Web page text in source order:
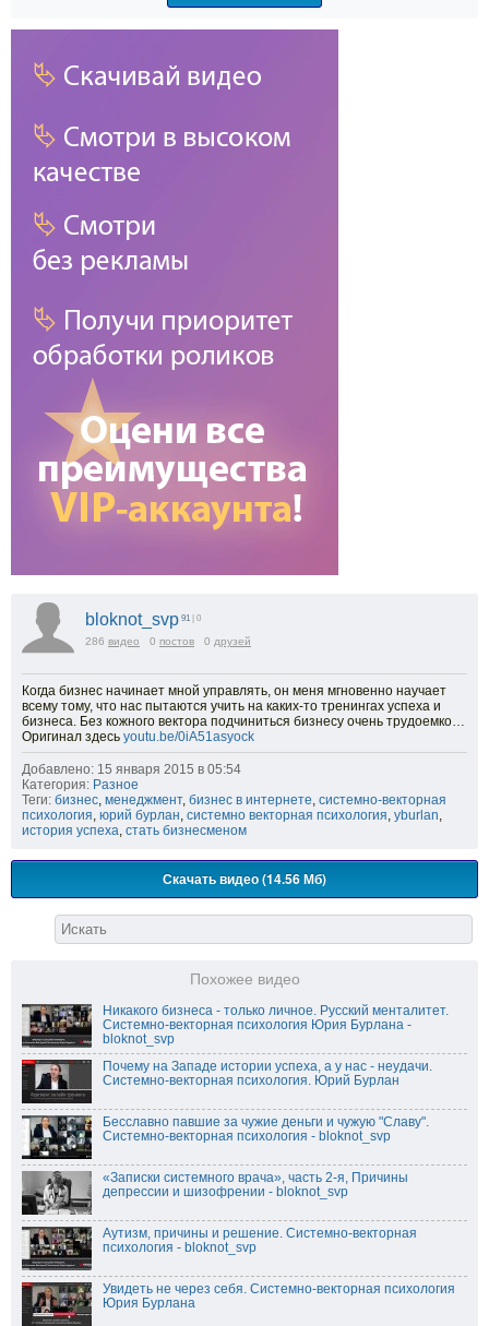
bloknot_svp 91 | 0
286 видео 0 постов 0 друзей
Когда бизнес начинает мной управлять, он меня мгновенно научает
всему тому, что нас пытаются учить на каких-то тренингах успеха и
бизнеса. Без кожного вектора подчиниться бизнесу очень трудоемко…
Оригинал здесь youtu.be/0iA51asyock
Добавлено: 15 января 2015 в 05:54
Категория: Разное
Теги: бизнес, менеджмент, бизнес в интернете, системно-векторная
психология, юрий бурлан, системно векторная психология, yburlan,
история успеха, стать бизнесменом
Скачать видео (14.56 Мб)
Похожее видео
Никакого бизнеса - только личное. Русский менталитет.
Системно-векторная психология Юрия Бурлана -
bloknot_svp
Почему на Западе истории успеха, а у нас - неудачи.
Системно-векторная психология. Юрий Бурлан
Бесславно павшие за чужие деньги и чужую "Славу".
Системно-векторная психология - bloknot_svp
«Записки системного врача», часть 2-я, Причины
депрессии и шизофрении - bloknot_svp
Аутизм, причины и решение. Системно-векторная
психология - bloknot_svp
Увидеть не через себя. Системно-векторная психология
Юрия Бурлана